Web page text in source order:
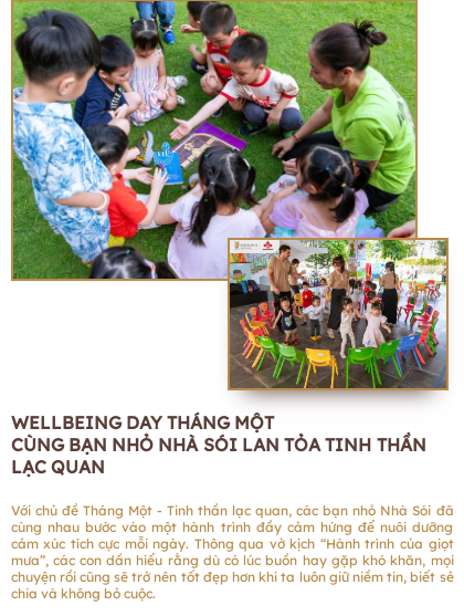
Với chủ đề Tháng Một - Tinh thần lạc quan, các bạn nhỏ Nhà Sói đã
cùng nhau bước vào một hành trình đầy cảm hứng để nuôi dưỡng
cảm xúc tích cực mỗi ngày. Thông qua vở kịch “Hành trình của giọt
mưa”, các con dần hiểu rằng dù có lúc buồn hay gặp khó khăn, mọi
chuyện rồi cũng sẽ trở nên tốt đẹp hơn khi ta luôn giữ niềm tin, biết sẻ
chia và không bỏ cuộc.
WELLBEING DAY THÁNG MỘT
CÙNG BẠN NHỎ NHÀ SÓI LAN TỎA TINH THẦN
LẠC QUAN